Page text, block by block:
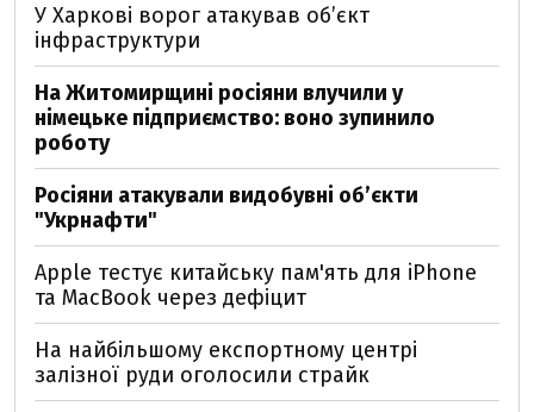
У Харкові ворог атакував обʼєкт
інфраструктури
На Житомирщині росіяни влучили у
німецьке підприємство: воно зупинило
роботу
Росіяни атакували видобувні обʼєкти
"Укрнафти"
Apple тестує китайську пам'ять для iPhone
та MacBook через дефіцит
На найбільшому експортному центрі
залізної руди оголосили страйк